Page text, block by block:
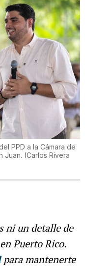
PPD a la Cámara de
Juan. (Carlos Rivera
ni un detalle de
Puerto Rico.
para mantenerte